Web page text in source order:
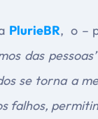
PlurieBR, o –
das
se torna a
falhos,